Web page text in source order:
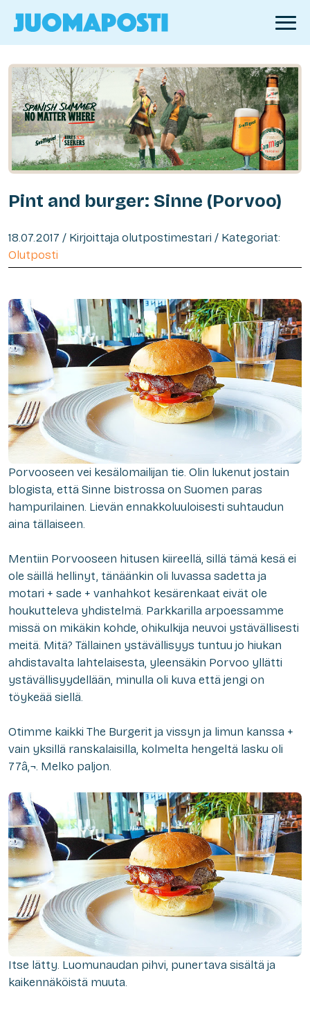
Pint and burger: Sinne (Porvoo)
18.07.2017 / Kirjoittaja olutpostimestari / Kategoriat:
Olutposti
Porvooseen vei kesälomailijan tie. Olin lukenut jostain
blogista, että Sinne bistrossa on Suomen paras
hampurilainen. Lievän ennakkoluuloisesti suhtaudun
aina tällaiseen.
Mentiin Porvooseen hitusen kiireellä, sillä tämä kesä ei
ole säillä hellinyt, tänäänkin oli luvassa sadetta ja
motari + sade + vanhahkot kesärenkaat eivät ole
houkutteleva yhdistelmä. Parkkarilla arpoessamme
missä on mikäkin kohde, ohikulkija neuvoi ystävällisesti
meitä. Mitä? Tällainen ystävällisyys tuntuu jo hiukan
ahdistavalta lahtelaisesta, yleensäkin Porvoo yllätti
ystävällisyydellään, minulla oli kuva että jengi on
töykeää siellä.
Otimme kaikki The Burgerit ja vissyn ja limun kanssa +
vain yksillä ranskalaisilla, kolmelta hengeltä lasku oli
77â‚¬. Melko paljon.
Itse lätty. Luomunaudan pihvi, punertava sisältä ja
kaikennäköistä muuta.